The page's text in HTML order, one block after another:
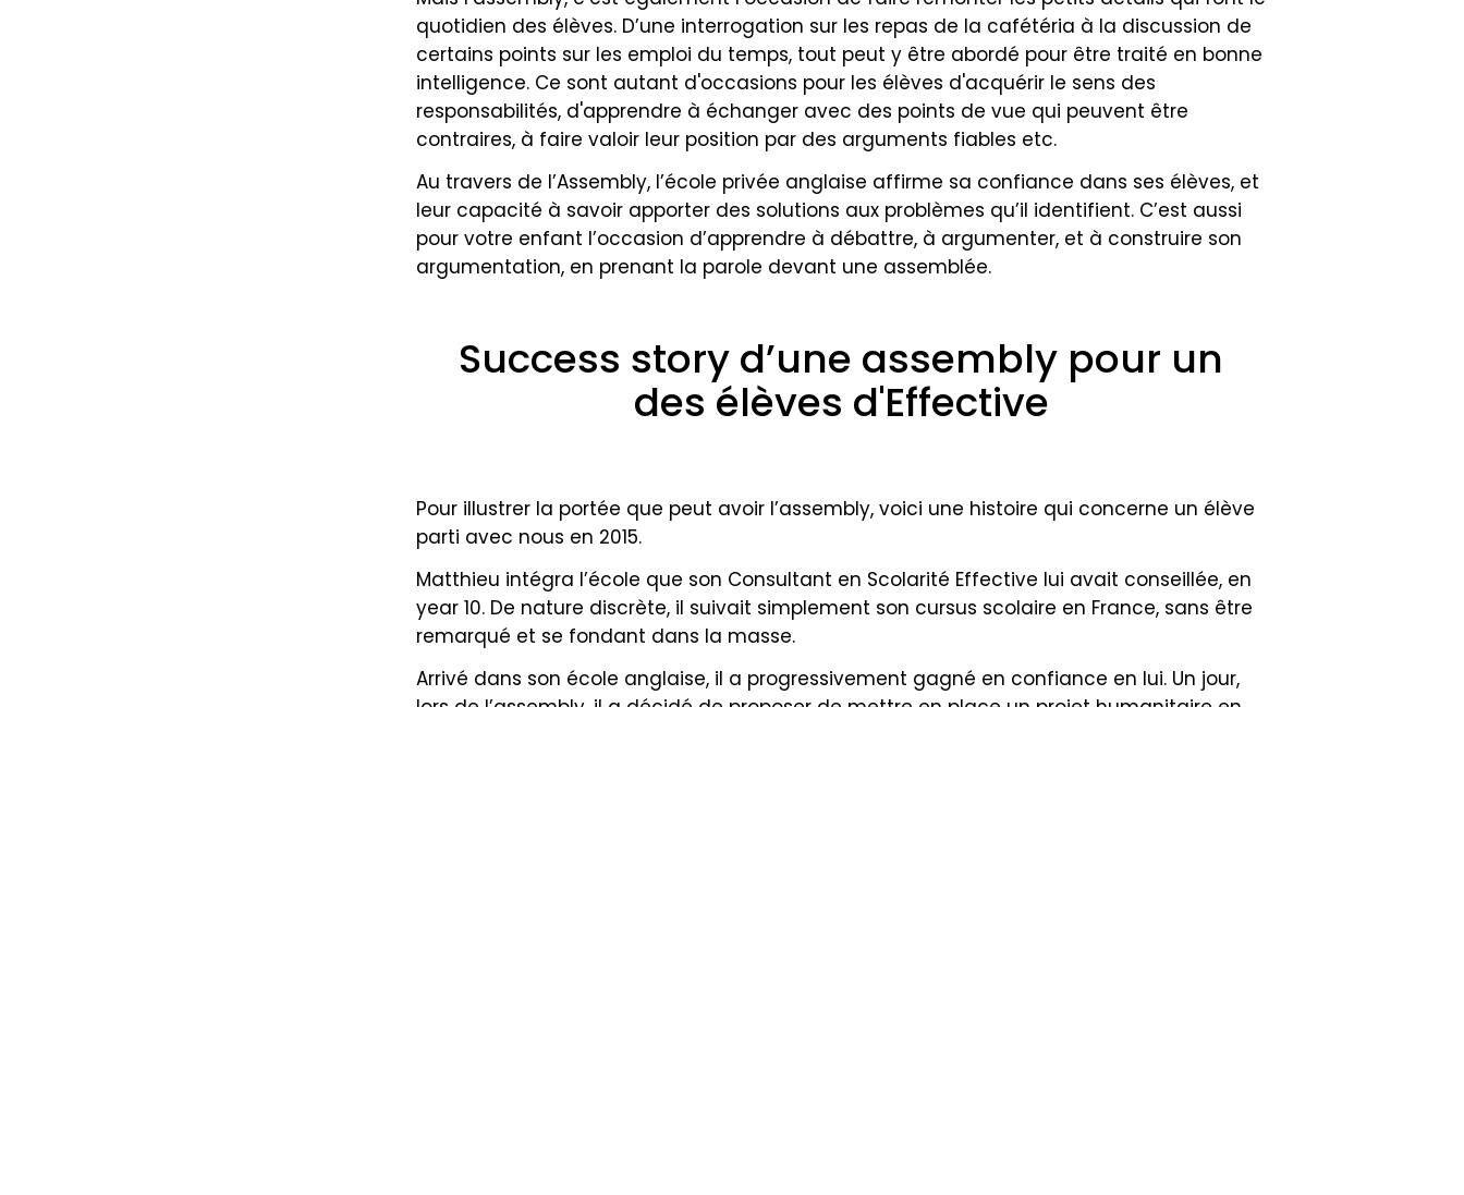
quotidien des élèves. D’une interrogation sur les repas de la cafétéria à la discussion de
certains points sur les emploi du temps, tout peut y être abordé pour être traité en bonne
intelligence. Ce sont autant d'occasions pour les élèves d'acquérir le sens des
responsabilités, d'apprendre à échanger avec des points de vue qui peuvent être
contraires, à faire valoir leur position par des arguments fiables etc.
Au travers de l’Assembly, l’école privée anglaise affirme sa confiance dans ses élèves, et
leur capacité à savoir apporter des solutions aux problèmes qu’il identifient. C’est aussi
pour votre enfant l’occasion d’apprendre à débattre, à argumenter, et à construire son
argumentation, en prenant la parole devant une assemblée.
Success story d’une assembly pour un
des élèves d'Effective
Pour illustrer la portée que peut avoir l’assembly, voici une histoire qui concerne un élève
parti avec nous en 2015.
Matthieu intégra l’école que son Consultant en Scolarité Effective lui avait conseillée, en
year 10. De nature discrète, il suivait simplement son cursus scolaire en France, sans être
remarqué et se fondant dans la masse.
Arrivé dans son école anglaise, il a progressivement gagné en confiance en lui. Un jour,
lors de l’assembly, il a décidé de proposer de mettre en place un projet humanitaire en